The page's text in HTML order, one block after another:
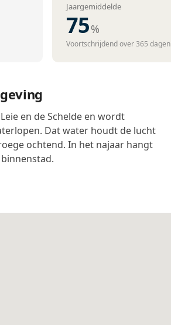
Jaargemiddelde
75%
Voortschrijdend over 365 dagen
en de Schelde en wordt
Dat water houdt de lucht
ochtend. In het najaar hangt